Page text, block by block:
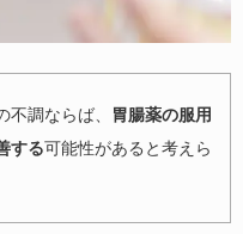
不調ならば、
胃腸薬の服用
する可能性があると考えら